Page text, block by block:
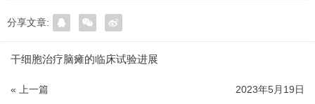
分享文章:
干细胞治疗脑瘫的临床试验进展
« 上一篇 2023年5月19日